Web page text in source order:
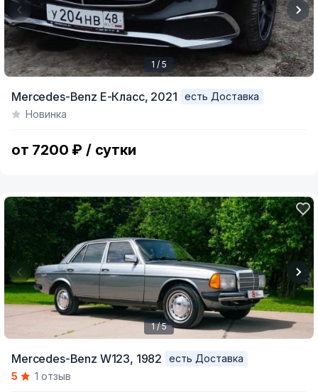
of
1 / 5
Mercedes-Benz E-Класс, 2021
есть Доставка
Новинка
от 7200 ₽ / сутки
of
1 / 5
Mercedes-Benz W123, 1982
есть Доставка
5
1 отзыв